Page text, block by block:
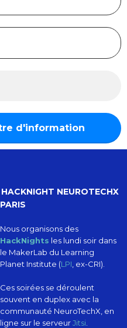
HACKNIGHT NEUROTECHX
PARIS
Nous organisons des
HackNights les lundi soir dans
le MakerLab du Learning
Planet Institute (LPI , ex-CRI).
Ces soirées se déroulent
souvent en duplex avec la
communauté NeuroTechX, en
ligne sur le serveurJitsi.